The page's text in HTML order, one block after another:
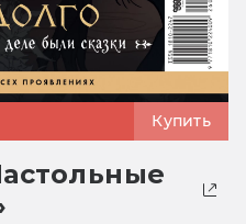
Купить